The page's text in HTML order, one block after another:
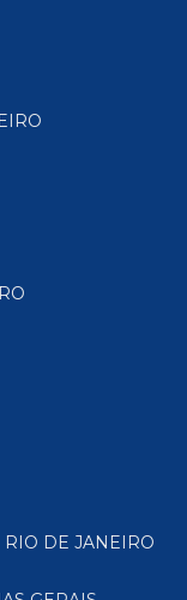
RIO DE JANEIRO